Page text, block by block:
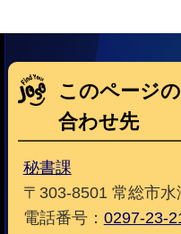
このページ
合わせ先
秘書課
〒303-8501 常総市
電話番号： 0297-23-